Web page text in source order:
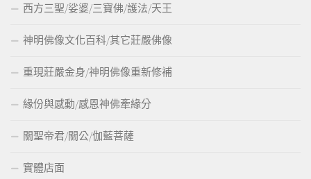
西方三聖/娑婆/三寶佛/護法/天王
神明佛像文化百科/其它莊嚴佛像
重現莊嚴金身/神明佛像重新修補
緣份與感動/感恩神佛牽緣分
關聖帝君/關公/伽藍菩薩
實體店面